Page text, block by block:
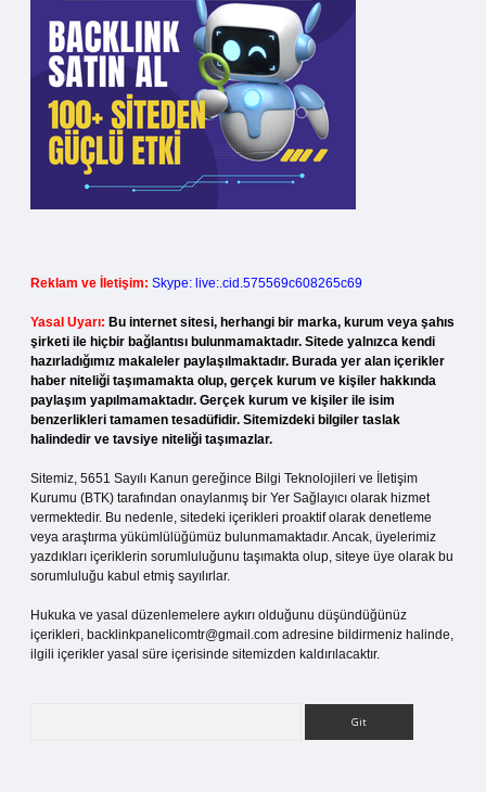
Reklam ve İletişim: Skype: live:.cid.575569c608265c69
Yasal Uyarı: Bu internet sitesi, herhangi bir marka, kurum veya şahıs
şirketi ile hiçbir bağlantısı bulunmamaktadır. Sitede yalnızca kendi
hazırladığımız makaleler paylaşılmaktadır. Burada yer alan içerikler
haber niteliği taşımamakta olup, gerçek kurum ve kişiler hakkında
paylaşım yapılmamaktadır. Gerçek kurum ve kişiler ile isim
benzerlikleri tamamen tesadüfidir. Sitemizdeki bilgiler taslak
halindedir ve tavsiye niteliği taşımazlar.
Sitemiz, 5651 Sayılı Kanun gereğince Bilgi Teknolojileri ve İletişim
Kurumu (BTK) tarafından onaylanmış bir Yer Sağlayıcı olarak hizmet
vermektedir. Bu nedenle, sitedeki içerikleri proaktif olarak denetleme
veya araştırma yükümlülüğümüz bulunmamaktadır. Ancak, üyelerimiz
yazdıkları içeriklerin sorumluluğunu taşımakta olup, siteye üye olarak bu
sorumluluğu kabul etmiş sayılırlar.
Hukuka ve yasal düzenlemelere aykırı olduğunu düşündüğünüz
içerikleri, backlinkpanelicomtr@gmail.com adresine bildirmeniz halinde,
ilgili içerikler yasal süre içerisinde sitemizden kaldırılacaktır.